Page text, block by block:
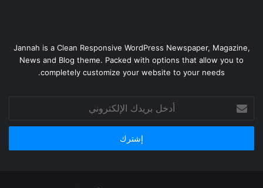
Jannah is a Clean Responsive WordPress Newspaper, Magazine,
News and Blog theme. Packed with options that allow you to
completely customize your website to your needs.
بريدك
الإلكتروني